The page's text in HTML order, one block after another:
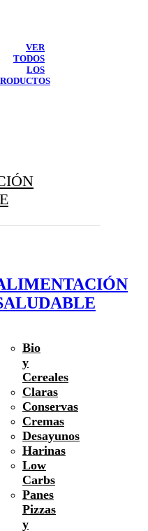
VER
TODOS
LOS
Bio
y
Cereales
Claras
Conservas
Cremas
Desayunos
Harinas
Low
Carbs
Panes
Pizzas
y